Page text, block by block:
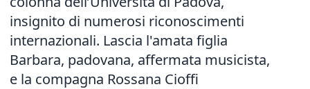
insignito di numerosi riconoscimenti
internazionali. Lascia l'amata figlia
Barbara, padovana, affermata musicista,
e la compagna Rossana Cioffi